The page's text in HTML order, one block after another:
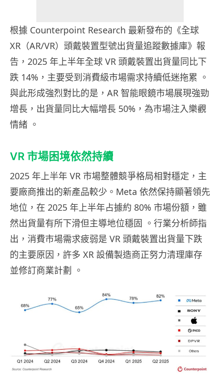
根據 Counterpoint Research 最新發布的《全球
XR（AR/VR）頭戴裝置型號出貨量追蹤數據庫》報
告，2025 年上半年全球 VR 頭戴裝置出貨量同比下
跌 14%，主要受到消費級市場需求持續低迷拖累 。
與此形成強烈對比的是，AR 智能眼鏡市場展現強勁
增長，出貨量同比大幅增長 50%，為市場注入樂觀
情緒 。
VR 市場困境依然持續
2025 年上半年 VR 市場整體競爭格局相對穩定，主
要廠商推出的新產品較少。Meta 依然保持顯著領先
地位，在 2025 年上半年占據約 80% 市場份額，雖
然出貨量有所下滑但主導地位穩固 。行業分析師指
出，消費市場需求疲弱是 VR 頭戴裝置出貨量下跌
的主要原因，許多 XR 設備製造商正努力清理庫存
並修訂商業計劃 。